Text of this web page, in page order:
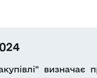
визначає